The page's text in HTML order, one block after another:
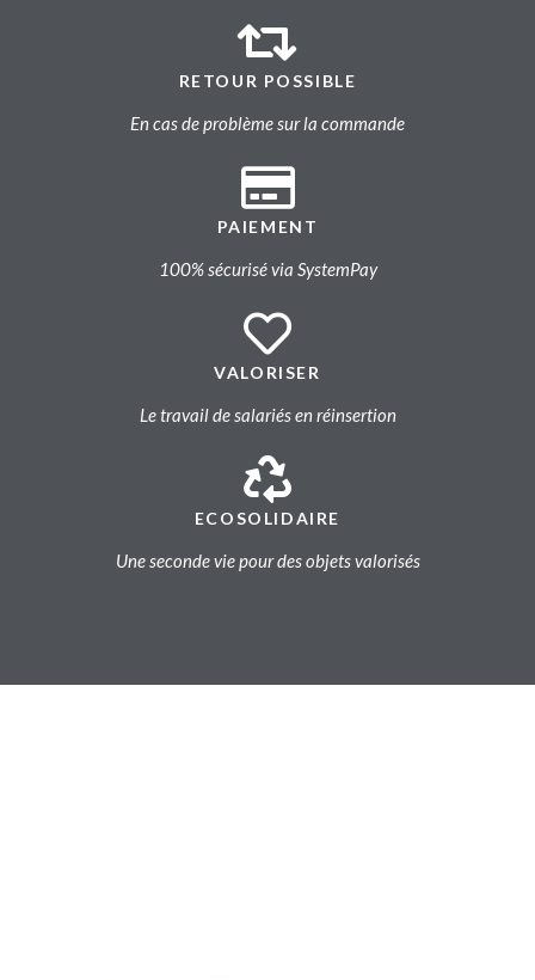
RETOUR POSSIBLE
En cas de problème sur la commande
PAIEMENT
100% sécurisé via SystemPay
VALORISER
Le travail de salariés en réinsertion
ECOSOLIDAIRE
Une seconde vie pour des objets valorisés